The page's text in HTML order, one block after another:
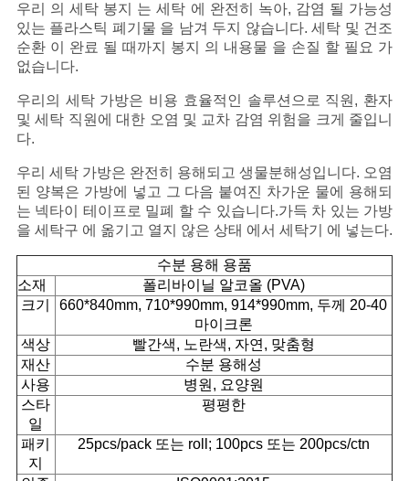
사
이
트
맵
PRIVACY
POLICY
우리 의 세탁 봉지 는 세탁 에 완전히 녹아, 감염 될 가능성
있는 플라스틱 폐기물 을 남겨 두지 않습니다. 세탁 및 건조
순환 이 완료 될 때까지 봉지 의 내용물 을 손질 할 필요 가
없습니다.
우리의 세탁 가방은 비용 효율적인 솔루션으로 직원, 환자
및 세탁 직원에 대한 오염 및 교차 감염 위험을 크게 줄입니
다.
우리 세탁 가방은 완전히 용해되고 생물분해성입니다. 오염
된 양복은 가방에 넣고 그 다음 붙여진 차가운 물에 용해되
는 넥타이 테이프로 밀폐 할 수 있습니다.가득 차 있는 가방
을 세탁구 에 옮기고 열지 않은 상태 에서 세탁기 에 넣는다.
수분 용해 용품
소재
폴리바이닐 알코올 (PVA)
크기
660*840mm, 710*990mm, 914*990mm, 두께 20-40
마이크론
색상
빨간색, 노란색, 자연, 맞춤형
재산
수분 용해성
사용
병원, 요양원
스타
일
평평한
패키
지
25pcs/pack 또는 roll; 100pcs 또는 200pcs/ctn